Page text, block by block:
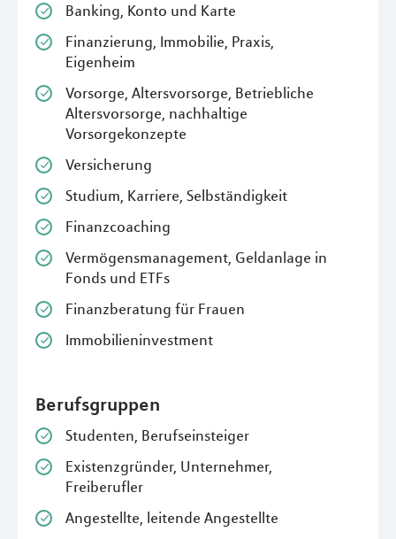
Banking, Konto und Karte
Finanzierung, Immobilie, Praxis,
Eigenheim
Vorsorge, Altersvorsorge, Betriebliche
Altersvorsorge, nachhaltige
Vorsorgekonzepte
Versicherung
Studium, Karriere, Selbständigkeit
Finanzcoaching
Vermögensmanagement, Geldanlage in
Fonds und ETFs
Finanzberatung für Frauen
Immobilieninvestment
Berufsgruppen
Studenten, Berufseinsteiger
Existenzgründer, Unternehmer,
Freiberufler
Angestellte, leitende Angestellte